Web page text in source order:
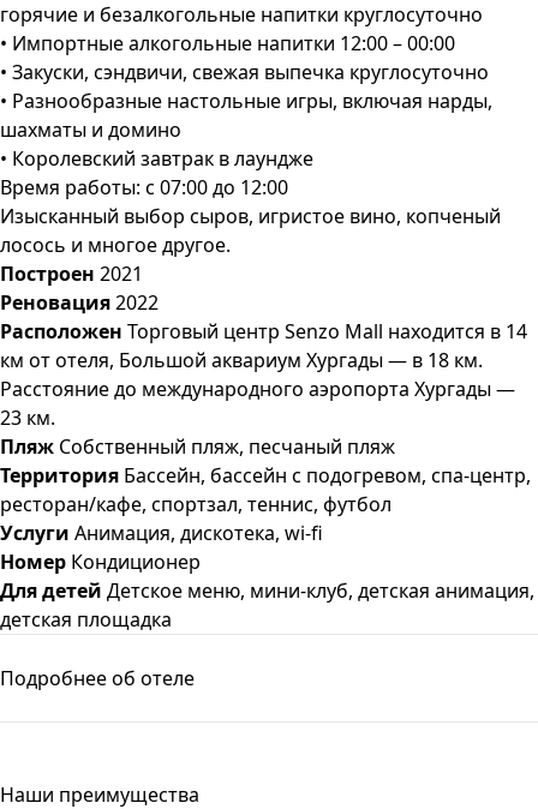
горячие и безалкогольные напитки круглосуточно
• Импортные алкогольные напитки 12:00 – 00:00
• Закуски, сэндвичи, свежая выпечка круглосуточно
• Разнообразные настольные игры, включая нарды,
шахматы и домино
• Королевский завтрак в лаундже
Время работы: с 07:00 до 12:00
Изысканный выбор сыров, игристое вино, копченый
лосось и многое другое.
Построен 2021
Реновация2022
Расположен Торговый центр Senzo Mall находится в 14
км от отеля, Большой аквариум Хургады — в 18 км.
Расстояние до международного аэропорта Хургады —
23 км.
Пляж Собственный пляж, песчаный пляж
Территория Бассейн, бассейн с подогревом, спа-центр,
ресторан/кафе, спортзал, теннис, футбол
Услуги Анимация, дискотека, wi-fi
Номер Кондиционер
Для детей Детское меню, мини-клуб, детская анимация,
детская площадка
Подробнее об отеле
Наши преимущества